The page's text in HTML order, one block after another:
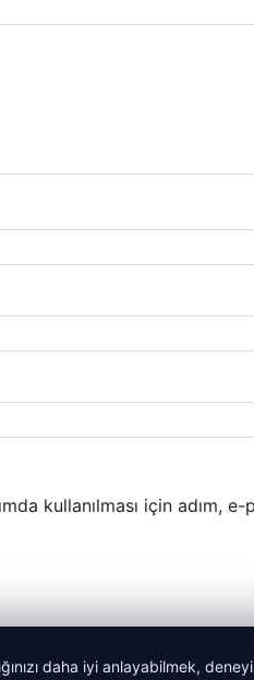
kullanılması için adım,
daha iyi anlayabilmek,